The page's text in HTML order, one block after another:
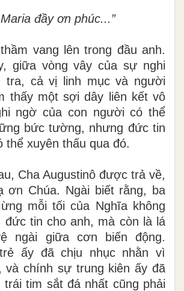
đầy ơn phúc...”
vang lên trong đầu anh.
giữa vòng vây của sự nghi
tra, cả vị linh mục và người
thấy một sợi dây liên kết vô
ngờ của con người có thể
bức tường, nhưng đức tin
thể xuyên thấu qua đó.
Cha Augustinô được trả về,
ơn Chúa. Ngài biết rằng, ba
mỗi tối của Nghĩa không
đức tin cho anh, mà còn là lá
ngài giữa cơn biến động.
ấy đã chịu nhục nhằn vì
và chính sự trung kiên ấy đã
trái tim sắt đá nhất cũng phải